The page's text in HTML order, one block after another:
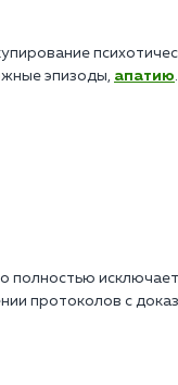
эпизоды, апатию
полностью
протоколов с